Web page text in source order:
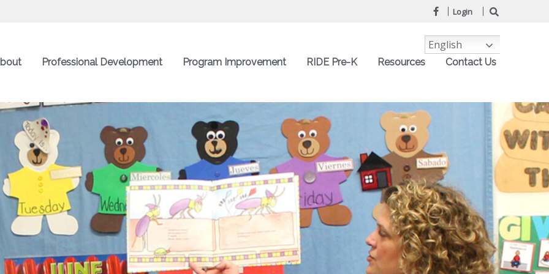
Login
Professional Development Program Improvement RIDE Pre-K Resources Contact Us
English